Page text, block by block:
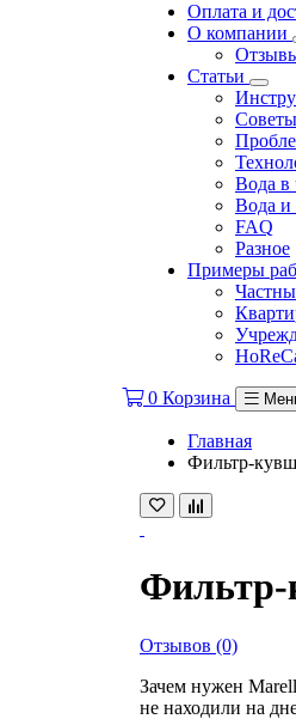
Оплата и
О компании
Статьи
Вода в
Вода
FAQ
Разное
Примеры
0 Корзина
Главная
Фильтр-
Фильтр-
Отзывов (0)
Зачем нужен
не находили на